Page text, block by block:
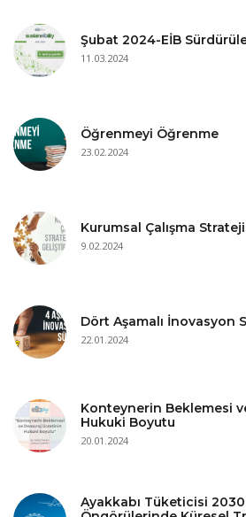
Şubat 2024-EİB
11.03.2024
Öğrenmeyi Öğrenme
23.02.2024
Kurumsal Çalışma
9.02.2024
Dört Aşamalı İnovasyon
22.01.2024
Konteynerin Beklemesi
Hukuki Boyutu
20.01.2024
Ayakkabı Tüketicisi 2030